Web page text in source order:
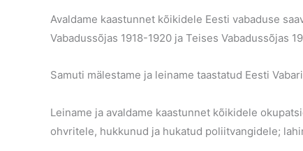
Avaldame kaastunnet kõikidele Eesti vabaduse
Vabadussõjas 1918-1920 ja Teises Vabadussõjas
Samuti mälestame ja leiname taastatud Eesti
Leiname ja avaldame kaastunnet kõikidele
ohvritele, hukkunud ja hukatud poliitvangidele;